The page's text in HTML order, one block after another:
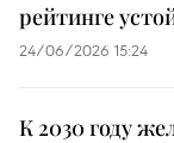
рейтинге
24/06/2026 15:24
К 2030 году